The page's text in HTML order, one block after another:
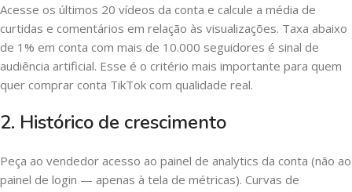
Acesse os últimos 20 vídeos da conta e calcule a média de
curtidas e comentários em relação às visualizações. Taxa abaixo
de 1% em conta com mais de 10.000 seguidores é sinal de
audiência artificial. Esse é o critério mais importante para quem
quer comprar conta TikTok com qualidade real.
2. Histórico de crescimento
Peça ao vendedor acesso ao painel de analytics da conta (não ao
painel de login — apenas à tela de métricas). Curvas de